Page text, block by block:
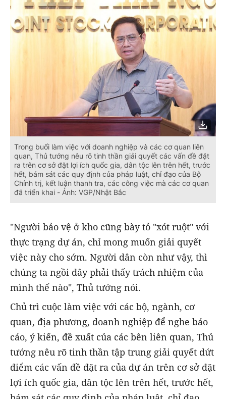
Trong buổi làm việc với doanh nghiệp và các cơ quan liên
quan, Thủ tướng nêu rõ tinh thần giải quyết các vấn đề đặt
ra trên cơ sở đặt lợi ích quốc gia, dân tộc lên trên hết, trước
hết, bám sát các quy định của pháp luật, chỉ đạo của Bộ
Chính trị, kết luận thanh tra, các công việc mà các cơ quan
đã triển khai - Ảnh: VGP/Nhật Bắc
"Người bảo vệ ở kho cũng bày tỏ "xót ruột" với
thực trạng dự án, chỉ mong muốn giải quyết
việc này cho sớm. Người dân còn như vậy, thì
chúng ta ngồi đây phải thấy trách nhiệm của
mình thế nào", Thủ tướng nói.
Chủ trì cuộc làm việc với các bộ, ngành, cơ
quan, địa phương, doanh nghiệp để nghe báo
cáo, ý kiến, đề xuất của các bên liên quan, Thủ
tướng nêu rõ tinh thần tập trung giải quyết dứt
điểm các vấn đề đặt ra của dự án trên cơ sở đặt
lợi ích quốc gia, dân tộc lên trên hết, trước hết,